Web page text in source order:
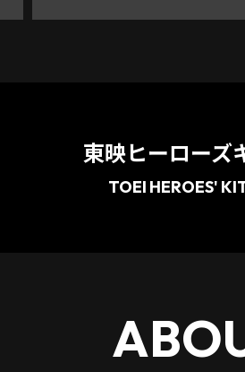
東映ヒーローズ
TOEI HEROES'